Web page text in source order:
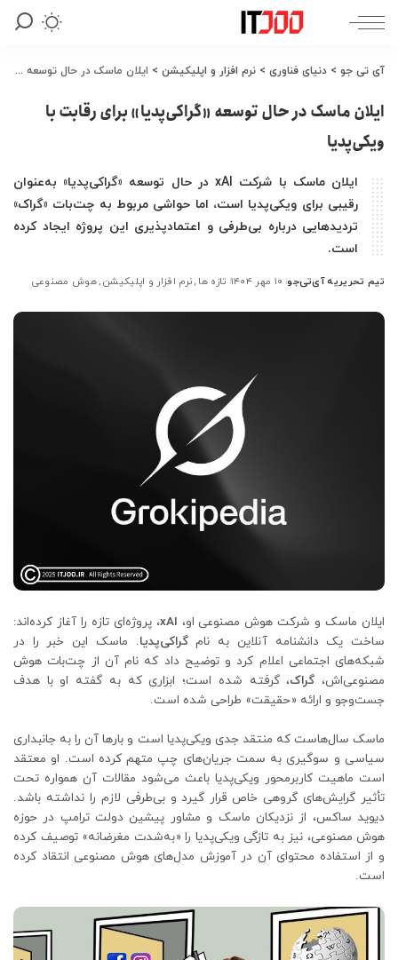
آی تی جو > دنیای فناوری > نرم افزار و اپلیکیشن > ایلان ماسک در حال توسعه «گراکی‌پدیا» برای رقابت با ویکی‌پدیا
ایلان ماسک در حال توسعه «گراکی‌پدیا» برای رقابت با
ویکی‌پدیا
ایلان ماسک با شرکت xAI در حال توسعه «گراکی‌پدیا» به‌عنوان
رقیبی برای ویکی‌پدیا است، اما حواشی مربوط به چت‌بات «گراک»
تردیدهایی درباره بی‌طرفی و اعتمادپذیری این پروژه ایجاد کرده
است.
ارسال
توسط
تیم تحریریه آی‌تی‌جو ۱۰ مهر ۱۴۰۴ تازه ها نرم افزار و اپلیکیشن هوش مصنوعی
ایلان ماسک و شرکت هوش مصنوعی او، xAI، پروژه‌ای تازه را آغاز کرده‌اند:
ساخت یک دانشنامه آنلاین به نامگراکی‌پدیا. ماسک این خبر را در
شبکه‌های اجتماعی اعلام کرد و توضیح داد که نام آن از چت‌بات هوش
مصنوعی‌اش، گراک، گرفته شده است؛ ابزاری که به گفته او با هدف
جست‌وجو و ارائه «حقیقت» طراحی شده است.
ماسک سال‌هاست که منتقد جدی ویکی‌پدیا است و بارها آن را به جانبداری
سیاسی و سوگیری به سمت جریان‌های چپ متهم کرده است. او معتقد
است ماهیت کاربرمحور ویکی‌پدیا باعث می‌شود مقالات آن همواره تحت
تأثیر گرایش‌های گروهی خاص قرار گیرد و بی‌طرفی لازم را نداشته باشد.
دیوید ساکس، از نزدیکان ماسک و مشاور پیشین دولت ترامپ در حوزه
هوش مصنوعی، نیز به تازگی ویکی‌پدیا را «به‌شدت مغرضانه» توصیف کرده
و از استفاده محتوای آن در آموزش مدل‌های هوش مصنوعی انتقاد کرده
است.